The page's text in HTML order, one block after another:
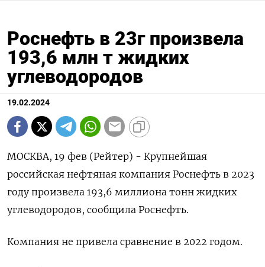
Роснефть в 23г произвела
193,6 млн т жидких
углеводородов
19.02.2024
МОСКВА, 19 фев (Рейтер) - Крупнейшая
российская нефтяная компания Роснефть в 2023
году произвела 193,6 миллиона тонн жидких
углеводородов, сообщила Роснефть.
Компания не привела сравнение в 2022 годом.